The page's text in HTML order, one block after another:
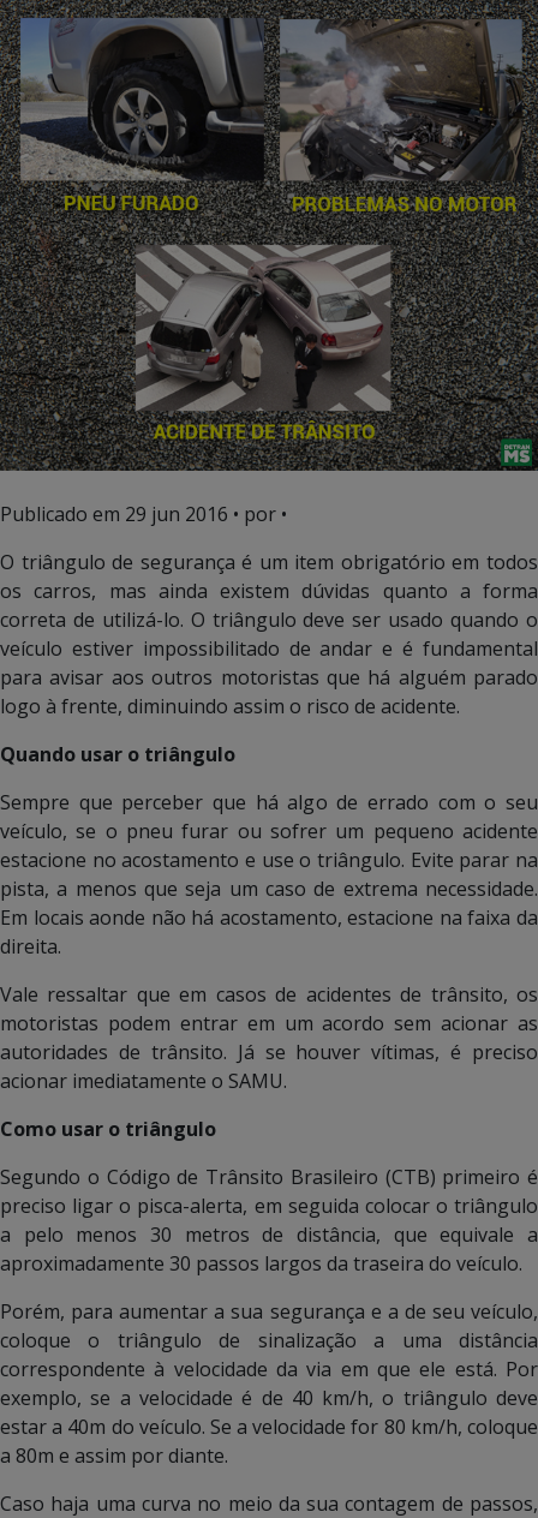
Publicado em 29 jun 2016 • por •
O triângulo de segurança é um item obrigatório em todos
os carros, mas ainda existem dúvidas quanto a forma
correta de utilizá-lo. O triângulo deve ser usado quando o
veículo estiver impossibilitado de andar e é fundamental
para avisar aos outros motoristas que há alguém parado
logo à frente, diminuindo assim o risco de acidente.
Quando usar o triângulo
Sempre que perceber que há algo de errado com o seu
veículo, se o pneu furar ou sofrer um pequeno acidente
estacione no acostamento e use o triângulo. Evite parar na
pista, a menos que seja um caso de extrema necessidade.
Em locais aonde não há acostamento, estacione na faixa da
direita.
Vale ressaltar que em casos de acidentes de trânsito, os
motoristas podem entrar em um acordo sem acionar as
autoridades de trânsito. Já se houver vítimas, é preciso
acionar imediatamente o SAMU.
Como usar o triângulo
Segundo o Código de Trânsito Brasileiro (CTB) primeiro é
preciso ligar o pisca-alerta, em seguida colocar o triângulo
a pelo menos 30 metros de distância, que equivale a
aproximadamente 30 passos largos da traseira do veículo.
Porém, para aumentar a sua segurança e a de seu veículo,
coloque o triângulo de sinalização a uma distância
correspondente à velocidade da via em que ele está. Por
exemplo, se a velocidade é de 40 km/h, o triângulo deve
estar a 40m do veículo. Se a velocidade for 80 km/h, coloque
a 80m e assim por diante.
Caso haja uma curva no meio da sua contagem de passos,